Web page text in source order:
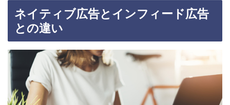
ネイティブ広告とインフィード広告
との違い